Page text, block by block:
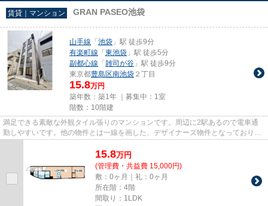
賃貸｜マンション GRAN PASEO池袋
山手線 「 池袋 」駅 徒歩9分
有楽町線 「 東池袋 」駅 徒歩5分
副都心線 「 雑司が谷 」駅 徒歩9分
東京都豊島区南池袋 ２丁目
15.8万円
築年数：築1年 ｜募集中： 1室
階数：10階建
満足できる素敵な外観タイル張りのマンションです。周辺に2駅あるので電車通
勤しやすいです。他の物件とは一線を画した、デザイナーズ物件となっておりま
15.8万円
(管理費・共益費 15,000円)
敷：0ヶ月｜礼：0ヶ月
所在階：4階
間取り：1LDK